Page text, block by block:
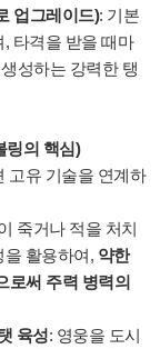
업그레이드): 기본
, 타격을 받을 때마
성하는 강력한 탱
링의 핵심)
고유 기술을 연계하
죽거나 적을 처치
을 활용하여, 약한
로써 주력 병력의
육성: 영웅을 도시